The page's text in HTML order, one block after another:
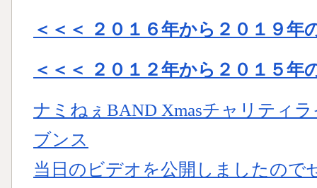
＜＜＜ ２０１６年から２０１９年
＜＜＜ ２０１２年から２０１５年
ナミねぇBAND Xmasチャリティ
ブンス
当日のビデオを公開しましたので